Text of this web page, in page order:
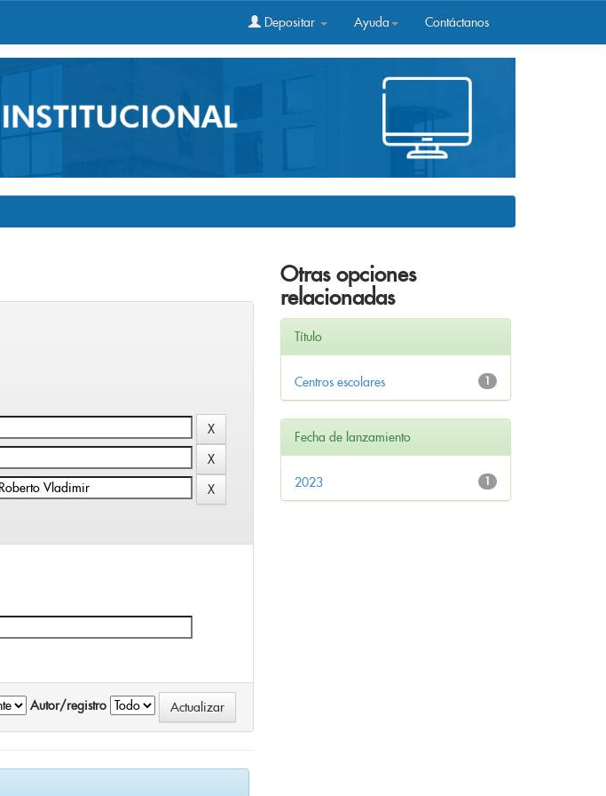
Depositar Ayuda Contáctanos
Autor/registro
Otras opciones
relacionadas
Título
1
Centros escolares
Fecha de lanzamiento
1
2023